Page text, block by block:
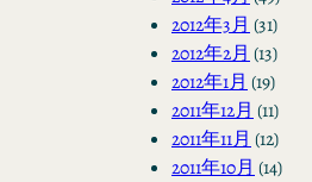
2012年3月 (31)
2012年2月 (13)
2012年1月 (19)
2011年12月 (11)
2011年11月 (12)
2011年10月 (14)